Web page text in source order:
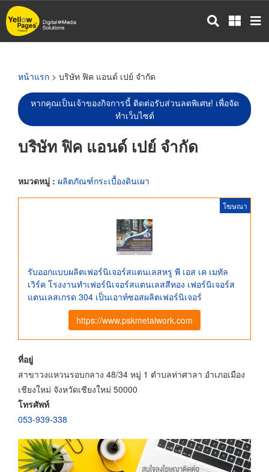
ข้าม
ไป
หน้าแรก > บริษัท ฟิค แอนด์ เปย์ จำกัด
หากคุณเป็นเจ้าของกิจการนี้ ติดต่อรับส่วนลดพิเศษ! เพื่อจัด
ทำเว็บไซต์
บริษัท ฟิค แอนด์ เปย์ จำกัด
หมวดหมู่ : ผลิตภัณฑ์กระเบื้องดินเผา
โฆษณา
รับออกแบบผลิตเฟอร์นิเจอร์สแตนเลสหรู พี เอส เค เมทัล
เวิร์ค โรงงานทําเฟอร์นิเจอร์สแตนเลสสีทอง เฟอร์นิเจอร์ส
แตนเลสเกรด 304 เป็นเอาท์ซอสผลิตเฟอร์นิเจอร์
https://www.pskmetalwork.com
ที่อยู่
สาขาวงแหวนรอบกลาง 48/34 หมู่ 1 ตำบลท่าศาลา อำเภอเมือง
เชียงใหม่ จังหวัดเชียงใหม่ 50000
โทรศัพท์
053-939-338